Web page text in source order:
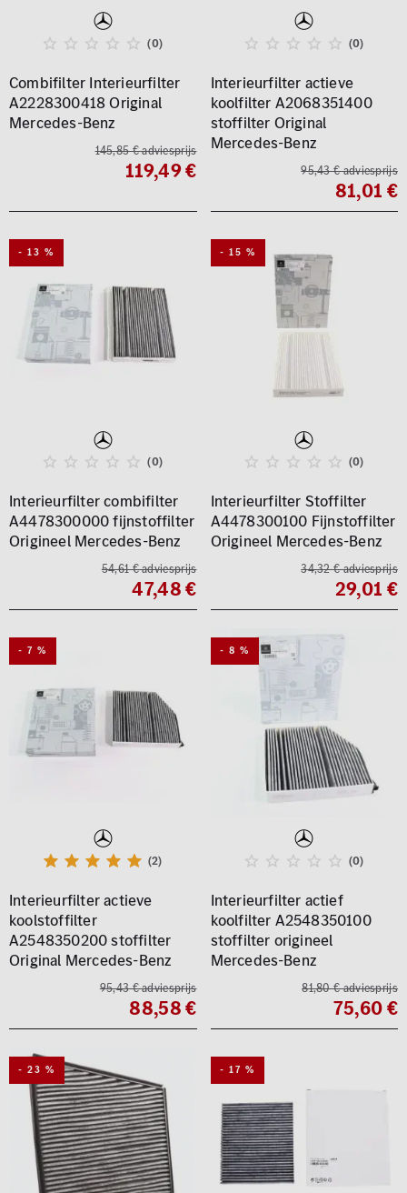
(0)
Combifilter Interieurfilter
A2228300418 Original
Mercedes-Benz
145,85 € adviesprijs
119,49 €
(0)
Interieurfilter actieve
koolfilter A2068351400
stoffilter Original
Mercedes-Benz
95,43 € adviesprijs
81,01 €
- 13 %
(0)
Interieurfilter combifilter
A4478300000 fijnstoffilter
Origineel Mercedes-Benz
54,61 € adviesprijs
47,48 €
- 15 %
(0)
Interieurfilter Stoffilter
A4478300100 Fijnstoffilter
Origineel Mercedes-Benz
34,32 € adviesprijs
29,01 €
- 7 %
(2)
Interieurfilter actieve
koolstoffilter
A2548350200 stoffilter
Original Mercedes-Benz
95,43 € adviesprijs
88,58 €
- 8 %
(0)
Interieurfilter actief
koolfilter A2548350100
stoffilter origineel
Mercedes-Benz
81,80 € adviesprijs
75,60 €
- 23 % - 17 %